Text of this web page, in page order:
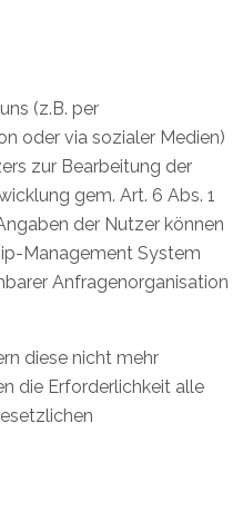
(z.B. per
oder via sozialer Medien)
zur Bearbeitung der
gem. Art. 6 Abs. 1
der Nutzer können
Management System
Anfragenorganisation
diese nicht mehr
die Erforderlichkeit alle